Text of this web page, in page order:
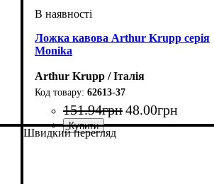
Ложка кавова Arthur Krupp серія
Monika
Arthur Krupp / Італія
62613-37
151.94грн48.00грн
Швидкий перегляд